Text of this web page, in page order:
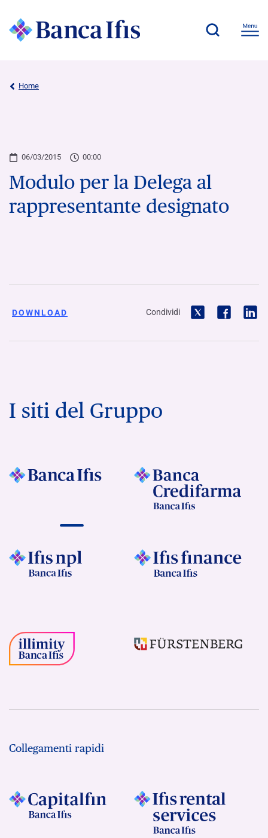
Home
06/03/2015 00:00
Modulo per la Delega al
rappresentante designato
DOWNLOAD Condividi
I siti del Gruppo
Collegamenti rapidi